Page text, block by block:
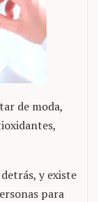
de moda,
y existe
para